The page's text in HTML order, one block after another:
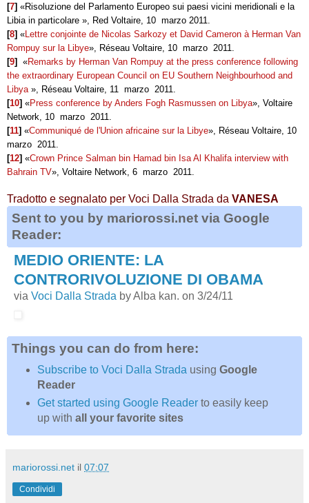
[7] «Risoluzione del Parlamento Europeo sui paesi vicini meridionali e la
Libia in particolare », Red Voltaire, 10 marzo 2011.
[8] « Lettre conjointe de Nicolas Sarkozy et David Cameron à Herman Van
Rompuy sur la Libye», Réseau Voltaire, 10 marzo 2011.
[9] «Remarks by Herman Van Rompuy at the press conference following
the extraordinary European Council on EU Southern Neighbourhood and
Libya », Réseau Voltaire, 11 marzo 2011.
[10] «Press conference by Anders Fogh Rasmussen on Libya», Voltaire
Network, 10 marzo 2011.
[11] «Communiqué de l'Union africaine sur la Libye», Réseau Voltaire, 10
marzo 2011.
[12] «Crown Prince Salman bin Hamad bin Isa Al Khalifa interview with
Bahrain TV», Voltaire Network, 6 marzo 2011.
Tradotto e segnalato per Voci Dalla Strada da VANESA
Sent to you by mariorossi.net via Google
Reader:
MEDIO ORIENTE: LA
CONTRORIVOLUZIONE DI OBAMA
via Voci Dalla Strada by Alba kan. on 3/24/11
Things you can do from here:
Subscribe to Voci Dalla Strada using Google
Reader
Get started using Google Readerto easily keep
up with all your favorite sites
mariorossi.net il 07:07
Condividi